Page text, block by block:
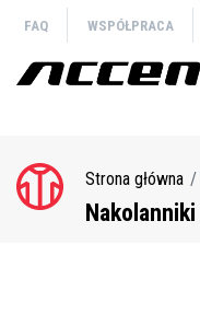
treści
FAQ WSPÓŁPRACA
Ścieżka
nawigacyjna
Strona główna
Nakolanniki